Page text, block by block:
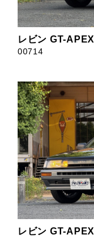
レビン GT-APEX
00714
レビン GT-APEX